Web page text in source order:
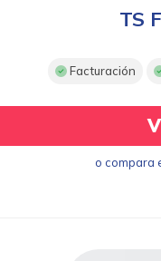
TS
Facturación
o compara